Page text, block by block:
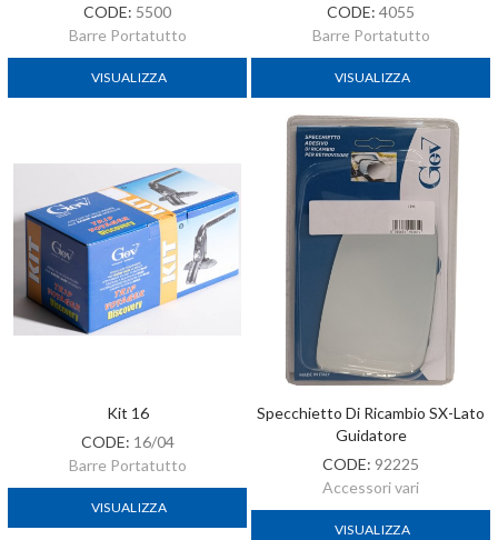
CODE: 5500
Barre Portatutto
VISUALIZZA
CODE: 4055
Barre Portatutto
VISUALIZZA
Kit 16
CODE: 16/04
Barre Portatutto
VISUALIZZA
Specchietto Di Ricambio SX-Lato
Guidatore
CODE: 92225
Accessori vari
VISUALIZZA